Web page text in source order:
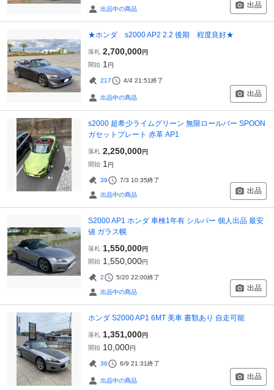
出品中の商品 出品
★ホンダ s2000 AP2 2.2 後期 程度良好★
落札 2,700,000円
開始 1 円
217 4/4 21:51終了
出品中の商品 出品
s2000 超希少ライムグリーン 無限ロールバー SPOON
ガセットプレート 赤革 AP1
落札 2,250,000円
開始 1 円
39 7/3 10:35終了
出品中の商品 出品
S2000 AP1 ホンダ 車検1年有 シルバー 個人出品 最安
値 ガラス幌
落札 1,550,000円
開始 1,550,000円
2 5/20 22:00終了
出品中の商品 出品
ホンダ S2000 AP1 6MT 美車 書類あり 自走可能
落札 1,351,000円
開始 10,000円
36 6/9 21:31終了
出品中の商品 出品